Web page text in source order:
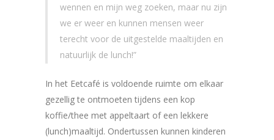
wennen en mijn weg zoeken, maar nu zijn
we er weer en kunnen mensen weer
terecht voor de uitgestelde maaltijden en
natuurlijk de lunch!”
In het Eetcafé is voldoende ruimte om elkaar
gezellig te ontmoeten tijdens een kop
koffie/thee met appeltaart of een lekkere
(lunch)maaltijd. Ondertussen kunnen kinderen